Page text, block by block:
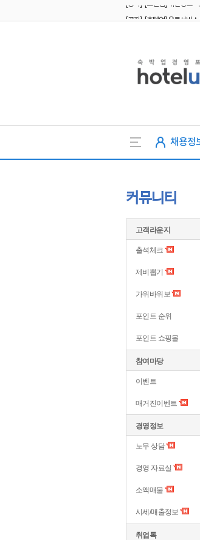
채용정
커뮤니티
고객라운지
출석체크
제비뽑기
가위바위보
포인트 순위
포인트 쇼핑몰
참여마당
이벤트
매거진이벤트
경영정보
노무 상담
경영 자료실
소액매물
시세/매출정보
취업톡